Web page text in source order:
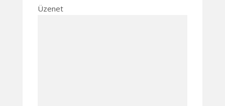
Üzenet